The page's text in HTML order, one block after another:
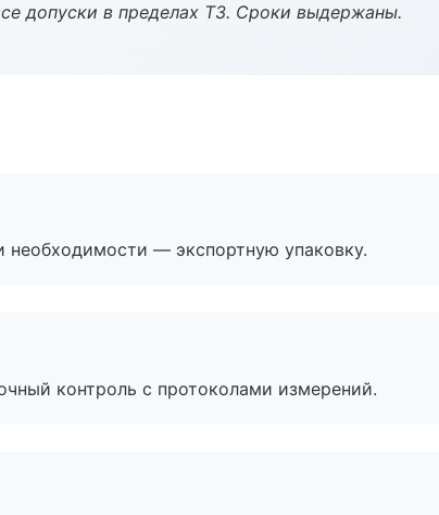
допуски в пределах ТЗ. Сроки выдержаны.
— экспортную упаковку.
контроль с протоколами измерений.